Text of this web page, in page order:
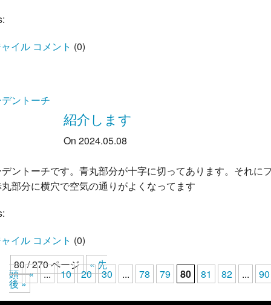
イル コメント (0)
ントーチ
紹介します
On 2024.05.08
ントーチです。青丸部分が十字に切ってあります。それに
部分に横穴で空気の通りがよくなってます
イル コメント (0)
80 / 270 ページ
« 先
頭 « ... 10 20 30 ... 78 79 80 81 82 ... 90
後 »